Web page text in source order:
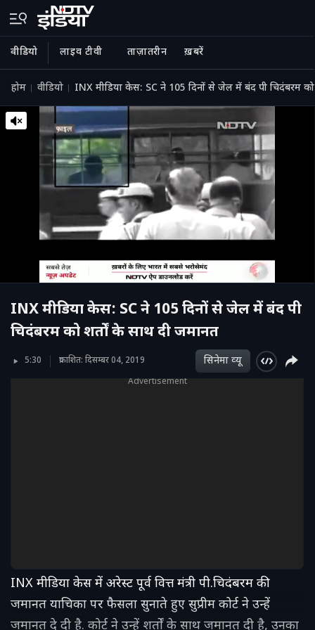
वीडियो लाइव टीवी ताज़ातरीन ख़बरें
होम वीडियो INX मीडिया केस: SC ने 105 दिनों से जेल में बंद पी चिदंबरम
INX मीडिया केस: SC ने 105 दिनों से जेल में बंद पी
चिदंबरम को शर्तों के साथ दी जमानत
5:30 प्रकाशित: दिसम्बर 04, 2019 सिनेमा व्‍यू
Advertisement
INX मीडिया केस में अरेस्ट पूर्व वित्त मंत्री पी.चिदंबरम की
जमानत याचिका पर फैसला सुनाते हुए सुप्रीम कोर्ट ने उन्हें
जमानत दे दी है. कोर्ट ने उन्हें शर्तों के साथ जमानत दी है, उनका